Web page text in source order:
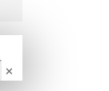
✕